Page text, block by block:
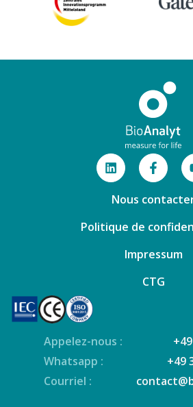
Nous
Politique de
Impressum
CTG
Appelez-nous :
Whatsapp :
+49
Courriel :